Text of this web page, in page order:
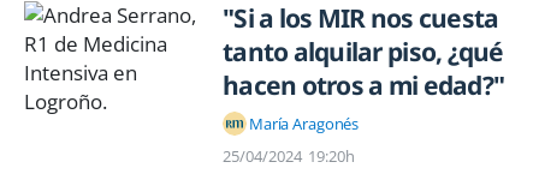
"Si a los MIR nos cuesta
tanto alquilar piso, ¿qué
hacen otros a mi edad?"
María Aragonés
25/04/2024 19:20h